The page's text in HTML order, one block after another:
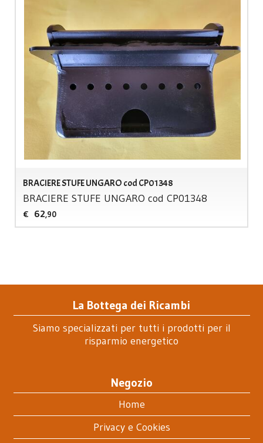
BRACIERE STUFE UNGARO cod CP01348
BRACIERE STUFE UNGARO cod CP01348
€ 62,90
La Bottega dei Ricambi
Siamo specializzati per tutti i prodotti per il
risparmio energetico
Negozio
Home
Privacy e Cookies